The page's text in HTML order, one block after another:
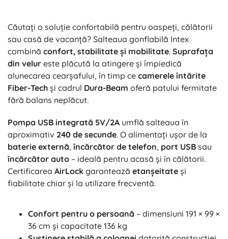
Căutați o soluție confortabilă pentru oaspeți, călătorii
sau casă de vacanță? Salteaua gonflabilă Intex
combină confort, stabilitate și mobilitate. Suprafața
din velur este plăcută la atingere și împiedică
alunecarea cearșafului, în timp ce camerele întărite
Fiber-Tech și cadrul Dura-Beam oferă patului fermitate
fără balans neplăcut.
Pompa USB integrată 5V/2A umflă salteaua în
aproximativ 240 de secunde. O alimentați ușor de la
baterie externă, încărcător de telefon, port USB sau
încărcător auto – ideală pentru acasă și în călătorii.
Certificarea AirLock garantează etanșeitate și
fiabilitate chiar și la utilizare frecventă.
Confort pentru o persoană – dimensiuni 191 × 99 ×
36 cm și capacitate 136 kg